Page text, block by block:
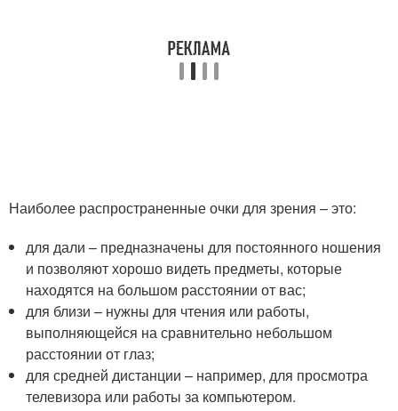
Наиболее распространенные очки для зрения – это:
для дали – предназначены для постоянного ношения
и позволяют хорошо видеть предметы, которые
находятся на большом расстоянии от вас;
для близи – нужны для чтения или работы,
выполняющейся на сравнительно небольшом
расстоянии от глаз;
для средней дистанции – например, для просмотра
телевизора или работы за компьютером.